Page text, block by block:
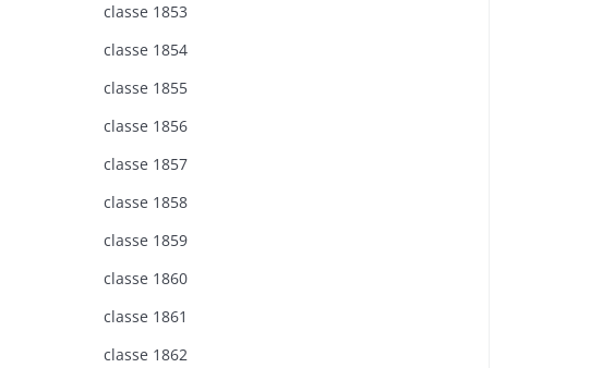
classe 1853
classe 1854
classe 1855
classe 1856
classe 1857
classe 1858
classe 1859
classe 1860
classe 1861
classe 1862